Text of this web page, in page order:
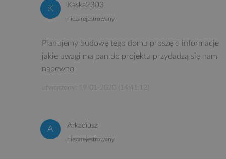
Kaska2303
niezarejestrowany
Planujemy budowę tego domu proszę o informacje
jakie uwagi ma pan do projektu przydadzą się nam
napewno
utworzony: 19-01-2020 (14:41:12)
Arkadiusz
niezarejestrowany